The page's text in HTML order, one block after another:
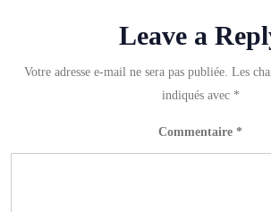
Leave a
Votre adresse e-mail ne sera pas publiée. Les
indiqués avec *
Commentaire *